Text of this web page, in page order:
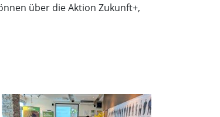
über die Aktion Zukunft+,